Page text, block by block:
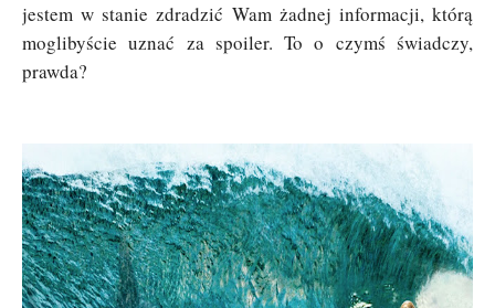
jestem w stanie zdradzić Wam żadnej informacji, którą
moglibyście uznać za spoiler. To o czymś świadczy,
prawda?